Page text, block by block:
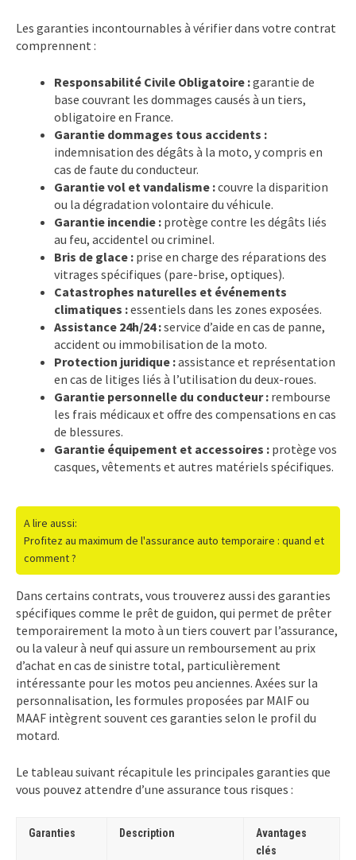
Les garanties incontournables à vérifier dans votre contrat
comprennent :
Responsabilité Civile Obligatoire :garantie de
base couvrant les dommages causés à un tiers,
obligatoire en France.
Garantie dommages tous accidents :
indemnisation des dégâts à la moto, y compris en
cas de faute du conducteur.
Garantie vol et vandalisme :couvre la disparition
ou la dégradation volontaire du véhicule.
Garantie incendie : protège contre les dégâts liés
au feu, accidentel ou criminel.
Bris de glace : prise en charge des réparations des
vitrages spécifiques (pare-brise, optiques).
Catastrophes naturelles et événements
climatiques :essentiels dans les zones exposées.
Assistance 24h/24 :service d’aide en cas de panne,
accident ou immobilisation de la moto.
Protection juridique :assistance et représentation
en cas de litiges liés à l’utilisation du deux-roues.
Garantie personnelle du conducteur : rembourse
les frais médicaux et offre des compensations en cas
de blessures.
Garantie équipement et accessoires : protège vos
casques, vêtements et autres matériels spécifiques.
A lire aussi:
Profitez au maximum de l'assurance auto temporaire : quand et
comment ?
Dans certains contrats, vous trouverez aussi des garanties
spécifiques comme le prêt de guidon, qui permet de prêter
temporairement la moto à un tiers couvert par l’assurance,
ou la valeur à neuf qui assure un remboursement au prix
d’achat en cas de sinistre total, particulièrement
intéressante pour les motos peu anciennes. Axées sur la
personnalisation, les formules proposées par MAIF ou
MAAF intègrent souvent ces garanties selon le profil du
motard.
Le tableau suivant récapitule les principales garanties que
vous pouvez attendre d’une assurance tous risques :
Garanties Description
Avantages
clés